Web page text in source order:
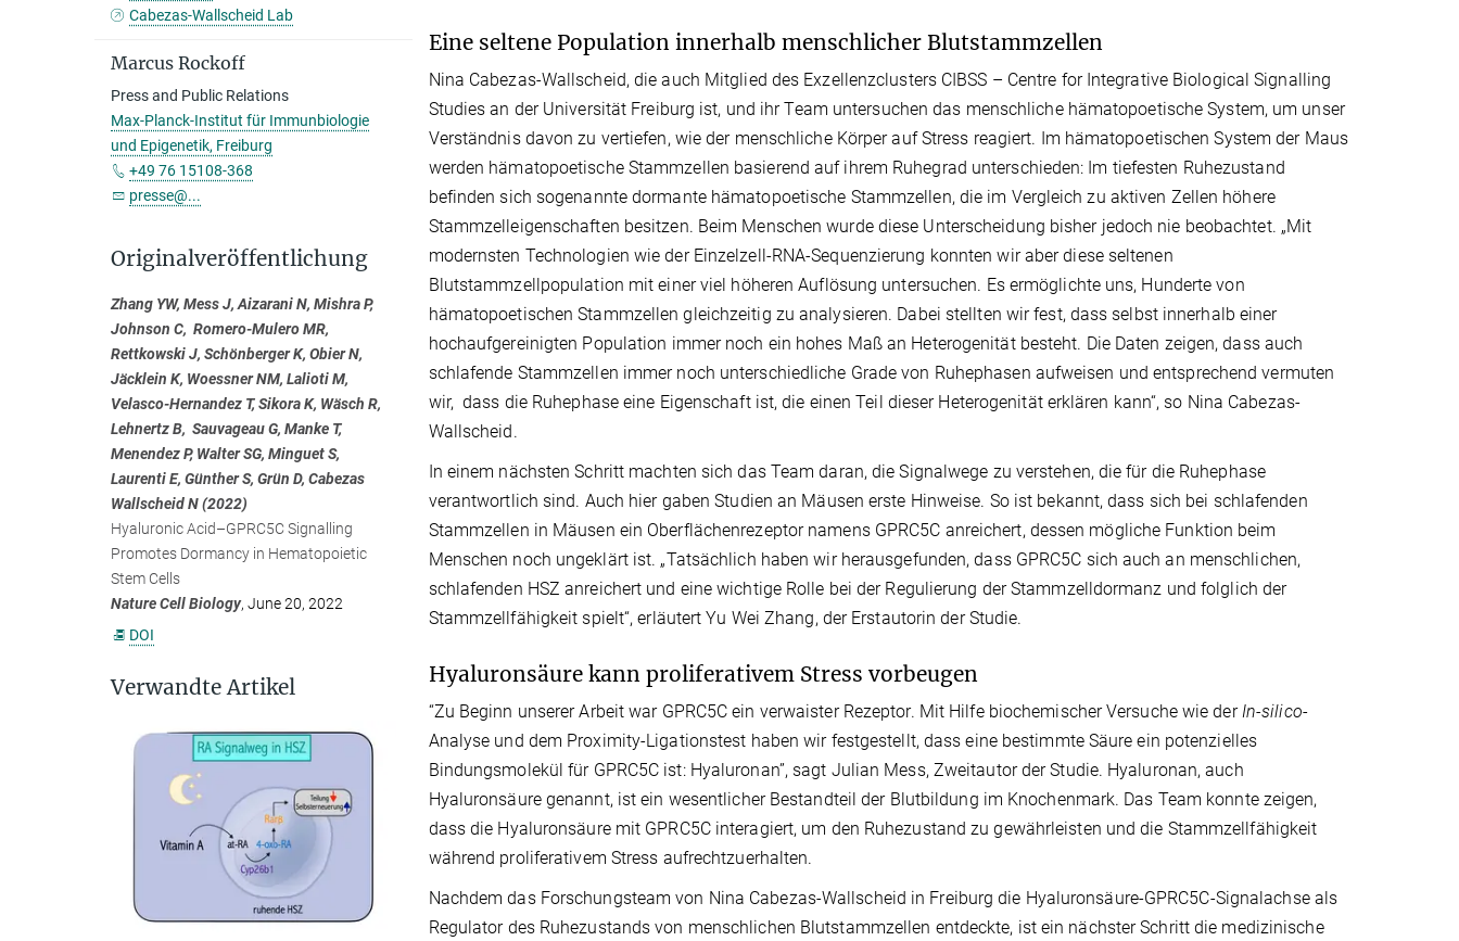
Eine seltene Population innerhalb menschlicher Blutstammzellen
Nina Cabezas-Wallscheid, die auch Mitglied des Exzellenzclusters CIBSS – Centre for Integrative Biological Signalling
Studies an der Universität Freiburg ist, und ihr Team untersuchen das menschliche hämatopoetische System, um unser
Verständnis davon zu vertiefen, wie der menschliche Körper auf Stress reagiert. Im hämatopoetischen System der Maus
werden hämatopoetische Stammzellen basierend auf ihrem Ruhegrad unterschieden: Im tiefesten Ruhezustand
befinden sich sogenannte dormante hämatopoetische Stammzellen, die im Vergleich zu aktiven Zellen höhere
Stammzelleigenschaften besitzen. Beim Menschen wurde diese Unterscheidung bisher jedoch nie beobachtet. „Mit
modernsten Technologien wie der Einzelzell-RNA-Sequenzierung konnten wir aber diese seltenen
Blutstammzellpopulation mit einer viel höheren Auflösung untersuchen. Es ermöglichte uns, Hunderte von
hämatopoetischen Stammzellen gleichzeitig zu analysieren. Dabei stellten wir fest, dass selbst innerhalb einer
hochaufgereinigten Population immer noch ein hohes Maß an Heterogenität besteht. Die Daten zeigen, dass auch
schlafende Stammzellen immer noch unterschiedliche Grade von Ruhephasen aufweisen und entsprechend vermuten
wir, dass die Ruhephase eine Eigenschaft ist, die einen Teil dieser Heterogenität erklären kann“, so Nina Cabezas-
Wallscheid.
In einem nächsten Schritt machten sich das Team daran, die Signalwege zu verstehen, die für die Ruhephase
verantwortlich sind. Auch hier gaben Studien an Mäusen erste Hinweise. So ist bekannt, dass sich bei schlafenden
Stammzellen in Mäusen ein Oberflächenrezeptor namens GPRC5C anreichert, dessen mögliche Funktion beim
Menschen noch ungeklärt ist. „Tatsächlich haben wir herausgefunden, dass GPRC5C sich auch an menschlichen,
schlafenden HSZ anreichert und eine wichtige Rolle bei der Regulierung der Stammzelldormanz und folglich der
Stammzellfähigkeit spielt“, erläutert Yu Wei Zhang, der Erstautorin der Studie.
Hyaluronsäure kann proliferativem Stress vorbeugen
“Zu Beginn unserer Arbeit war GPRC5C ein verwaister Rezeptor. Mit Hilfe biochemischer Versuche wie derIn-silico-
Analyse und dem Proximity-Ligationstest haben wir festgestellt, dass eine bestimmte Säure ein potenzielles
Bindungsmolekül für GPRC5C ist: Hyaluronan”, sagt Julian Mess, Zweitautor der Studie. Hyaluronan, auch
Hyaluronsäure genannt, ist ein wesentlicher Bestandteil der Blutbildung im Knochenmark. Das Team konnte zeigen,
dass die Hyaluronsäure mit GPRC5C interagiert, um den Ruhezustand zu gewährleisten und die Stammzellfähigkeit
während proliferativem Stress aufrechtzuerhalten.
Nachdem das Forschungsteam von Nina Cabezas-Wallscheid in Freiburg die Hyaluronsäure-GPRC5C-Signalachse als
Regulator des Ruhezustands von menschlichen Blutstammzellen entdeckte, ist ein nächster Schritt die medizinische
Cabezas-Wallscheid Lab
Marcus Rockoff
Press and Public Relations
Max-Planck-Institut für Immunbiologie
und Epigenetik, Freiburg
+49 76 15108-368
presse@...
Originalveröffentlichung
Zhang YW, Mess J, Aizarani N, Mishra P,
Johnson C, Romero-Mulero MR,
Rettkowski J, Schönberger K, Obier N,
Jäcklein K, Woessner NM, Lalioti M,
Velasco-Hernandez T, Sikora K, Wäsch R,
Lehnertz B, Sauvageau G, Manke T,
Menendez P, Walter SG, Minguet S,
Laurenti E, Günther S, Grün D, Cabezas
Wallscheid N (2022)
Hyaluronic Acid–GPRC5C Signalling
Promotes Dormancy in Hematopoietic
Stem Cells
Nature Cell Biology, June 20, 2022
DOI
Verwandte Artikel